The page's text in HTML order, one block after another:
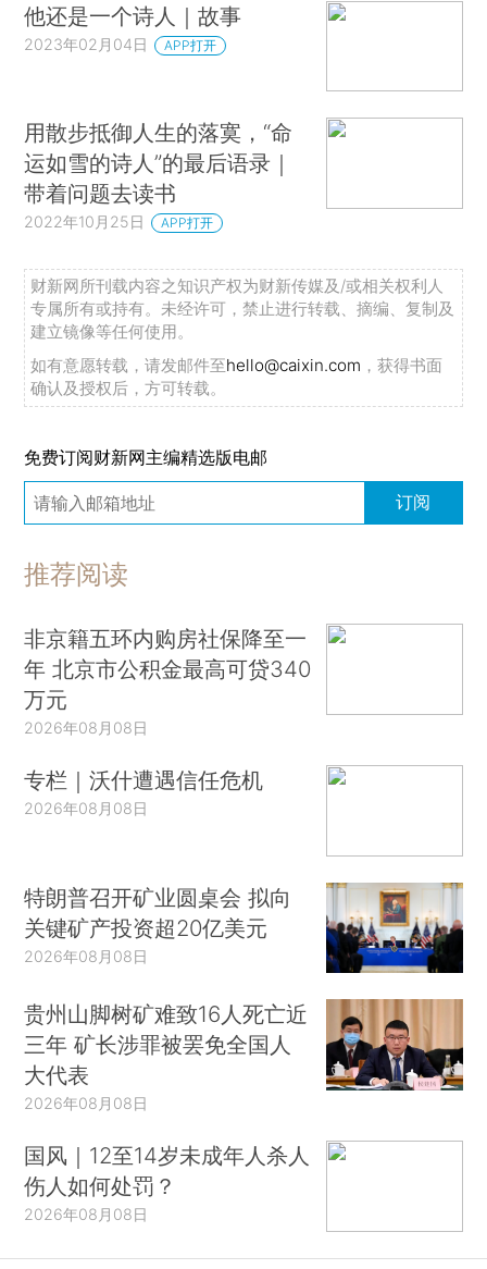
他还是一个诗人｜故事
2023年02月04日 APP打开
用散步抵御人生的落寞，“命
运如雪的诗人”的最后语录｜
带着问题去读书
2022年10月25日 APP打开
财新网所刊载内容之知识产权为财新传媒及/或相关权利人
专属所有或持有。未经许可，禁止进行转载、摘编、复制及
建立镜像等任何使用。
如有意愿转载，请发邮件至hello@caixin.com ，获得书面
确认及授权后，方可转载。
免费订阅财新网主编精选版电邮
订阅
推荐阅读
非京籍五环内购房社保降至一
年 北京市公积金最高可贷340
万元
2026年08月08日
专栏｜沃什遭遇信任危机
2026年08月08日
特朗普召开矿业圆桌会 拟向
关键矿产投资超20亿美元
2026年08月08日
贵州山脚树矿难致16人死亡近
三年 矿长涉罪被罢免全国人
大代表
2026年08月08日
国风｜12至14岁未成年人杀人
伤人如何处罚？
2026年08月08日